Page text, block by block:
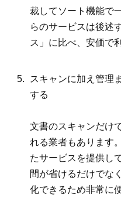
裁してソート機能で
らのサービスは後述
ス」に比べ、安価で
スキャンに加え管理
する
文書のスキャンだけ
れる業者もあります
たサービスを提供し
間が省けるだけでな
化できるため非常に